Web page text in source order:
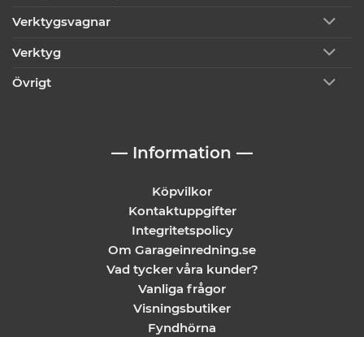
Verktygsvagnar
Verktyg
Övrigt
— Information —
Köpvilkor
Kontaktuppgifter
Integritetspolicy
Om Garageinredning.se
Vad tycker våra kunder?
Vanliga frågor
Visningsbutiker
Fyndhörna